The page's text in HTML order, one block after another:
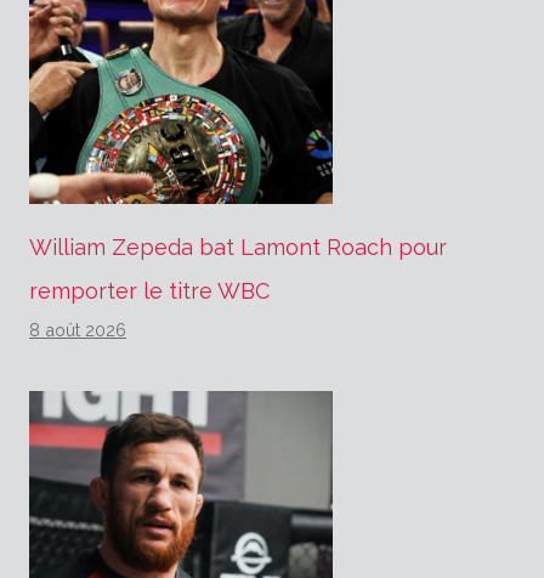
William Zepeda bat Lamont Roach pour
remporter le titre WBC
8 août 2026